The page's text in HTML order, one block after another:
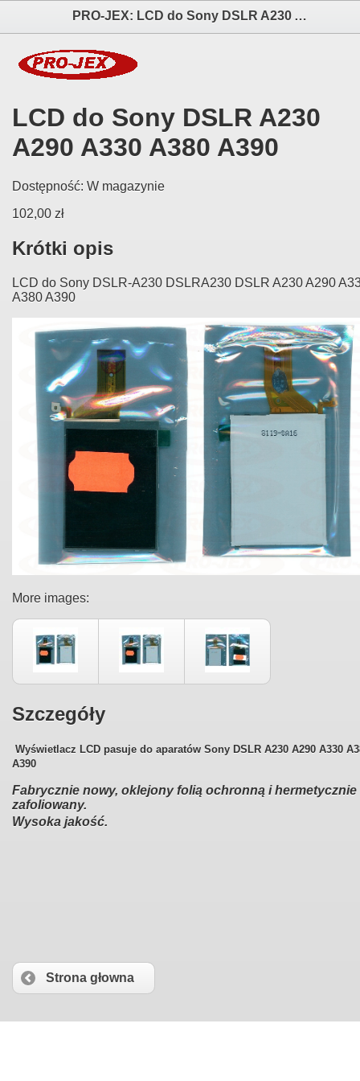
PRO-JEX: LCD do Sony DSLR A230 A290 A330 A380 A390 elektronika i akcesoria aparatów fotograficznych
LCD do Sony DSLR A230
A290 A330 A380 A390
Dostępność: W magazynie
102,00 zł
Krótki opis
LCD do Sony DSLR-A230 DSLRA230 DSLR A230 A290
A380 A390
More images:
Szczegóły
Wyświetlacz LCD pasuje do aparatów Sony DSLR A230 A290 A330
A390
Fabrycznie nowy, oklejony folią ochronną i hermetycznie
zafoliowany.
Wysoka jakość.
Strona głowna